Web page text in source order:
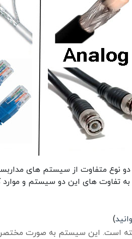
نوع متفاوت از سیستم های
تفاوت های این دو سیستم و موارد
)
است. این سیستم به صورت